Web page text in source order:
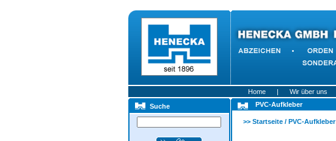
Home | Wir über uns
Suche
PVC-Aufkleber
>> Startseite/ PVC-Aufkleber